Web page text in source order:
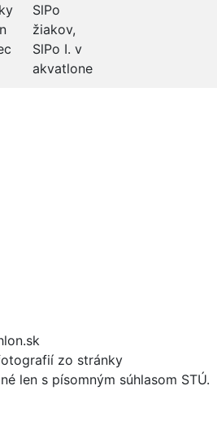
SlPo
žiakov,
SlPo I. v
akvatlone
zo stránky
len s písomným súhlasom STÚ.